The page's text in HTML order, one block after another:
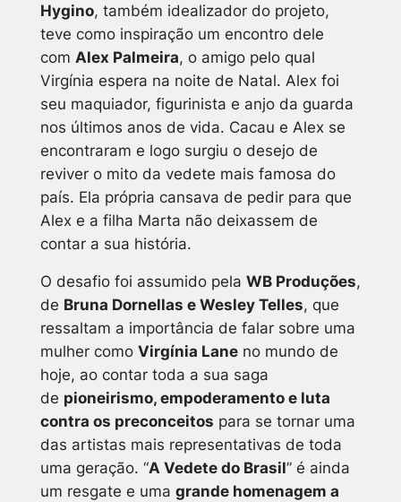
Hygino, também idealizador do projeto,
teve como inspiração um encontro dele
com Alex Palmeira, o amigo pelo qual
Virgínia espera na noite de Natal. Alex foi
seu maquiador, figurinista e anjo da guarda
nos últimos anos de vida. Cacau e Alex se
encontraram e logo surgiu o desejo de
reviver o mito da vedete mais famosa do
país. Ela própria cansava de pedir para que
Alex e a filha Marta não deixassem de
contar a sua história.
O desafio foi assumido pela WB Produções,
de Bruna Dornellas e Wesley Telles, que
ressaltam a importância de falar sobre uma
mulher como Virgínia Laneno mundo de
hoje, ao contar toda a sua saga
de pioneirismo, empoderamento e luta
contra os preconceitos para se tornar uma
das artistas mais representativas de toda
uma geração. “A Vedete do Brasil” é ainda
um resgate e uma grande homenagem a